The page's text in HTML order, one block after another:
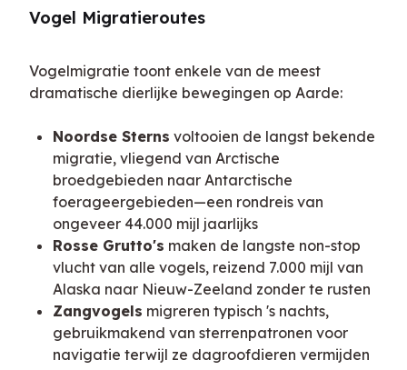
Vogel Migratieroutes
Vogelmigratie toont enkele van de meest
dramatische dierlijke bewegingen op Aarde:
Noordse Sterns voltooien de langst bekende
migratie, vliegend van Arctische
broedgebieden naar Antarctische
foerageergebieden—een rondreis van
ongeveer 44.000 mijl jaarlijks
Rosse Grutto's maken de langste non-stop
vlucht van alle vogels, reizend 7.000 mijl van
Alaska naar Nieuw-Zeeland zonder te rusten
Zangvogels migreren typisch 's nachts,
gebruikmakend van sterrenpatronen voor
navigatie terwijl ze dagroofdieren vermijden